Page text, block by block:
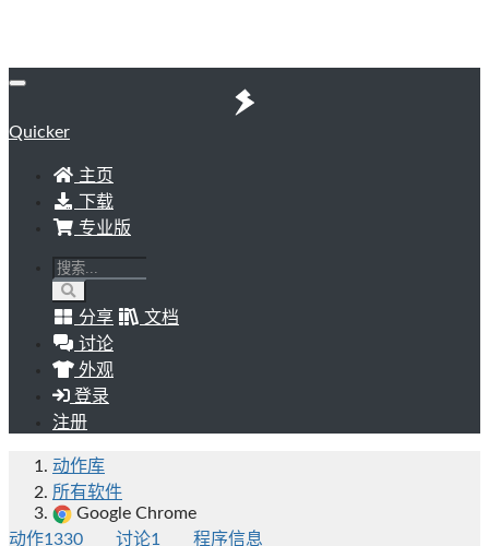
Quicker
主页
下载
专业版
分享
文档
讨论
外观
登录
注册
动作库
所有软件
Google Chrome
动作1330 讨论1 程序信息